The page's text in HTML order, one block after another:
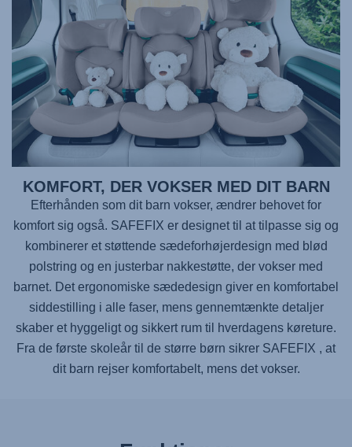
KOMFORT, DER VOKSER MED DIT BARN
Efterhånden som dit barn vokser, ændrer behovet for
komfort sig også. SAFEFIX er designet til at tilpasse sig og
kombinerer et støttende sædeforhøjerdesign med blød
polstring og en justerbar nakkestøtte, der vokser med
barnet. Det ergonomiske sædedesign giver en komfortabel
siddestilling i alle faser, mens gennemtænkte detaljer
skaber et hyggeligt og sikkert rum til hverdagens køreture.
Fra de første skoleår til de større børn sikrer SAFEFIX , at
dit barn rejser komfortabelt, mens det vokser.